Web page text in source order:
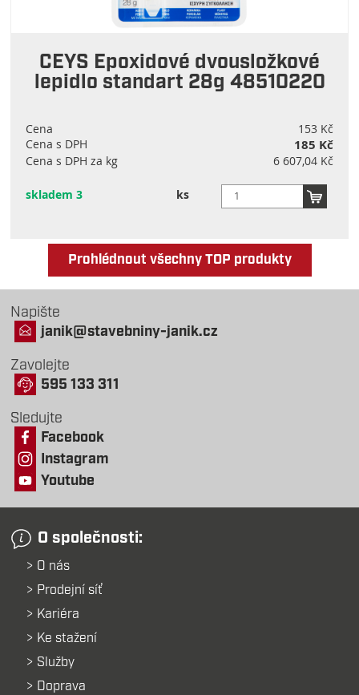
CEYS Epoxidové dvousložkové
lepidlo standart 28g 48510220
Cena
153 Kč
Cena s DPH
185 Kč
Cena s DPH za kg 6 607,04 Kč
skladem 3 ks
Prohlédnout všechny TOP produkty
Napište
janik@stavebniny-janik.cz
Zavolejte
595 133 311
Sledujte
Facebook
Instagram
Youtube
O společnosti:
O nás
Prodejní síť
Kariéra
Ke stažení
Služby
Doprava